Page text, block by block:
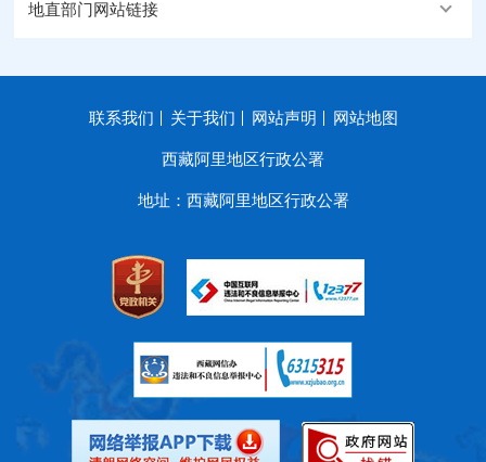
地直部门网站链接
联系我们 关于我们 网站声明 网站地图
西藏阿里地区行政公署
地址：西藏阿里地区行政公署